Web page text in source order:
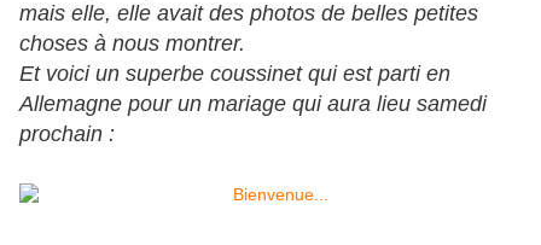
mais elle, elle avait des photos de belles petites
choses à nous montrer.
Et voici un superbe coussinet qui est parti en
Allemagne pour un mariage qui aura lieu samedi
prochain :